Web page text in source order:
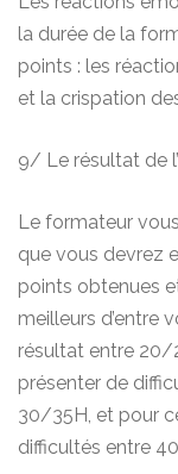
la durée de la
points : les
et la crispation
9/ Le résultat de
Le formateur
que vous devrez
points obtenues
meilleurs d’entre
résultat entre 20/
présenter de
30/35H, et pour
difficultés entre